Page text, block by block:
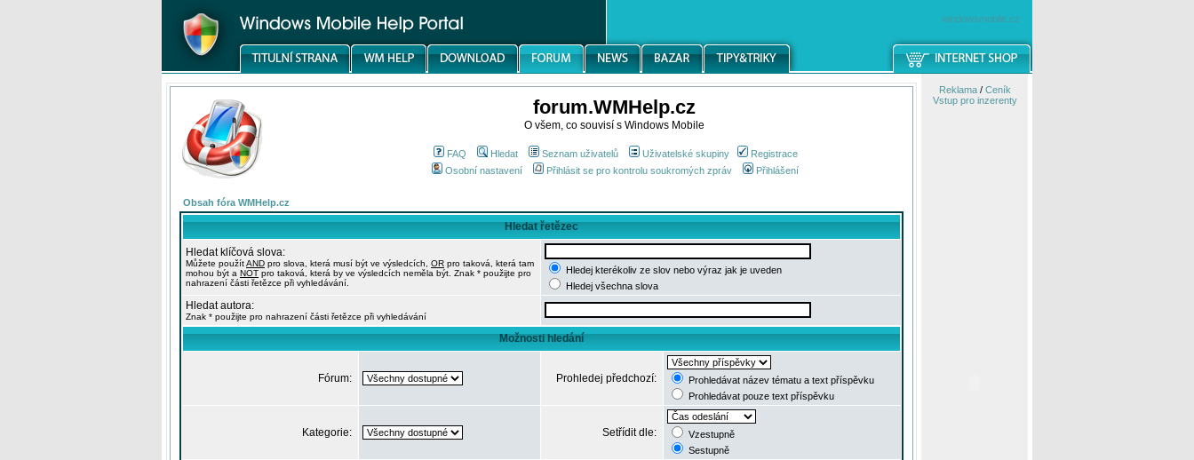
windowsmobile.cz
forum.WMHelp.cz
O všem, co souvisí s Windows Mobile
FAQ Hledat Seznam uživatelů Uživatelské skupiny
Registrace
Osobní nastavení
Přihlásit se pro kontrolu soukromých zpráv Přihlášení
Obsah fóra WMHelp.cz
Hledat řetězec
Hledat klíčová slova:
Můžete použítAND pro slova, která musí být ve výsledcích, OR pro taková, která tam
mohou být a NOT pro taková, která by ve výsledcích neměla být. Znak * použijte pro
nahrazení části řetězce při vyhledávání.
Hledej kterékoliv ze slov nebo výraz jak je uveden
Hledej všechna slova
Hledat autora:
Znak * použijte pro nahrazení části řetězce při vyhledávání
Možnosti hledání
Fórum: Prohledej předchozí:
Prohledávat název tématu a text příspěvku
Prohledávat pouze text příspěvku
Kategorie: Setřídit dle:
Vzestupně
Sestupně
Reklama/ Ceník
Vstup pro inzerenty